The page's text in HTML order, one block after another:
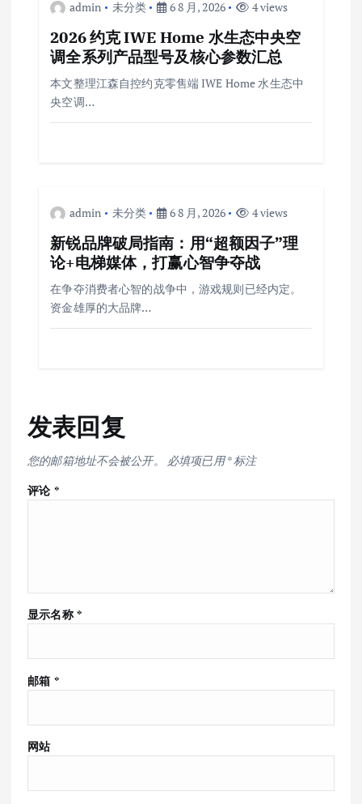
admin 未分类 6 8 月, 2026 4 views
2026 约克 IWE Home 水生态中央空
调全系列产品型号及核心参数汇总
本文整理江森自控约克零售端 IWE Home 水生态中
央空调…
admin 未分类 6 8 月, 2026 4 views
新锐品牌破局指南：用“超额因子”理
论+电梯媒体，打赢心智争夺战
在争夺消费者心智的战争中，游戏规则已经内定。
资金雄厚的大品牌…
发表回复
您的邮箱地址不会被公开。 必填项已用*标注
评论 *
显示名称 *
邮箱 *
网站